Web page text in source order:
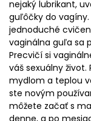
nejaký lubrikant,
guľôčky do
jednoduché
vaginálna guľa sa
Precvičí si
váš sexuálny
mydlom a teplou
ste novým
môžete začať s
denne, a po